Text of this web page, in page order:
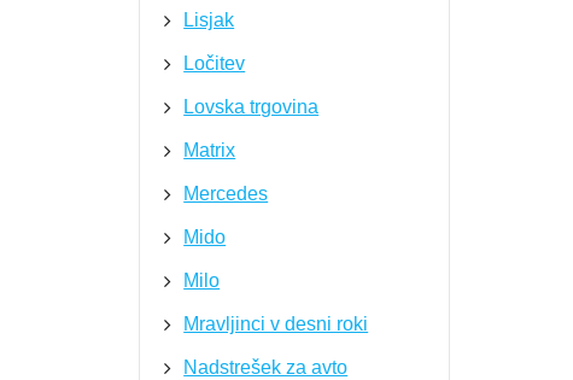
Lisjak
Ločitev
Lovska trgovina
Matrix
Mercedes
Mido
Milo
Mravljinci v desni roki
Nadstrešek za avto